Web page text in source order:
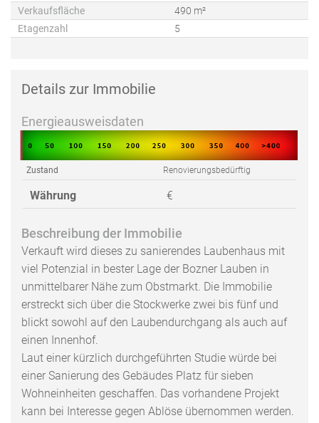
Verkaufsfläche
490 m²
Etagenzahl
5
Details zur Immobilie
Energieausweisdaten
Zustand Renovierungsbedürftig
Währung €
Beschreibung der Immobilie
Verkauft wird dieses zu sanierendes Laubenhaus mit
viel Potenzial in bester Lage der Bozner Lauben in
unmittelbarer Nähe zum Obstmarkt. Die Immobilie
erstreckt sich über die Stockwerke zwei bis fünf und
blickt sowohl auf den Laubendurchgang als auch auf
einen Innenhof.
Laut einer kürzlich durchgeführten Studie würde bei
einer Sanierung des Gebäudes Platz für sieben
Wohneinheiten geschaffen. Das vorhandene Projekt
kann bei Interesse gegen Ablöse übernommen werden.